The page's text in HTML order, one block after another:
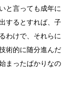
と言っても成年に
するとすれば、子
わけで、それらに
術的に随分進んだ
まったばかりなの